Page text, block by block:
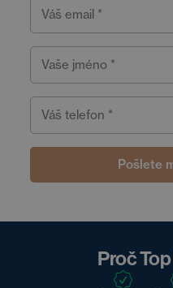
Váš email *
Vaše jméno *
Váš telefon *
Pošlete
Proč